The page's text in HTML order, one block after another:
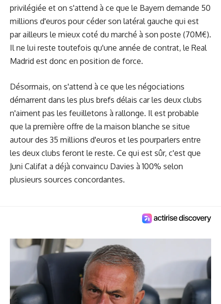
privilégiée et on s'attend à ce que le Bayern demande 50
millions d'euros pour céder son latéral gauche qui est
par ailleurs le mieux coté du marché à son poste (70M€).
Il ne lui reste toutefois qu'une année de contrat, le Real
Madrid est donc en position de force.
Désormais, on s'attend à ce que les négociations
démarrent dans les plus brefs délais car les deux clubs
n'aiment pas les feuilletons à rallonge. Il est probable
que la première offre de la maison blanche se situe
autour des 35 millions d'euros et les pourparlers entre
les deux clubs feront le reste. Ce qui est sûr, c'est que
Juni Califat a déjà convaincu Davies à 100% selon
plusieurs sources concordantes.